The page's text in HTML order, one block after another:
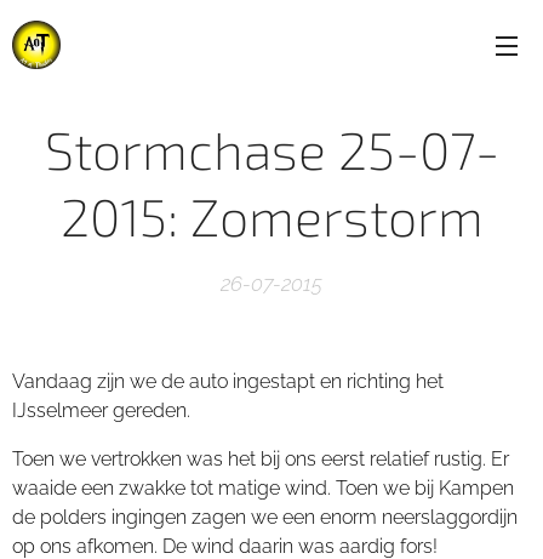
Stormchase 25-07-
2015: Zomerstorm
26-07-2015
Vandaag zijn we de auto ingestapt en richting het
IJsselmeer gereden.
Toen we vertrokken was het bij ons eerst relatief rustig. Er
waaide een zwakke tot matige wind. Toen we bij Kampen
de polders ingingen zagen we een enorm neerslaggordijn
op ons afkomen. De wind daarin was aardig fors!